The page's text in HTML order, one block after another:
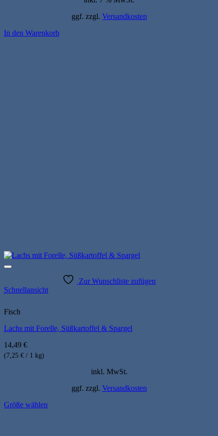
ggf. zzgl. Versandkosten
In den Warenkorb
Zur Wunschliste zufügen
Schnellansicht
Fisch
Lachs mit Forelle, Süßkartoffel & Spargel
14,49 €
(7,25 € / 1 kg)
inkl. MwSt.
ggf. zzgl. Versandkosten
Größe wählen